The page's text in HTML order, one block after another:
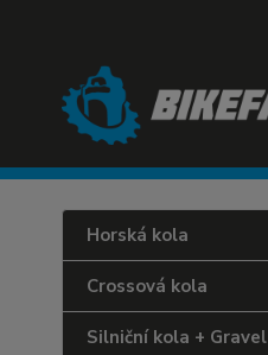
Horská kola
Crossová kola
Silniční kola + Gravel